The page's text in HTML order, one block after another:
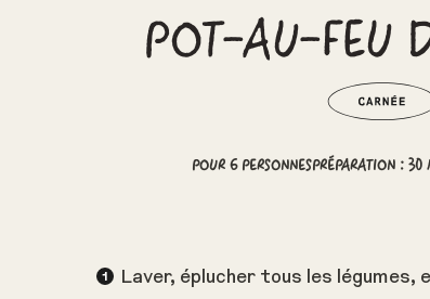
POT-AU-FEU
POUR 6 PERSONNESPRÉPARATION : 30
Laver, éplucher tous les légumes,